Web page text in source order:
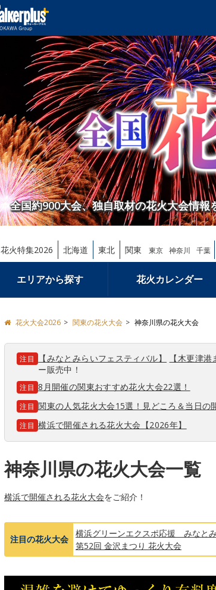
全国約900大会、独自取材の花火大会情報
花火特集2026 北海道 東北 関東 東京 神奈川 千葉
エリアから探す 花火カレンダー
花火大会2026 関東の花火大会 神奈川県の花火大会
注目 【みなとみらいフェスティバル】 【木更津港
ー販売中！
注目 8月開催の関東おすすめ花火大会22選！
注目 関東の人気花火大会15選！見どころ＆当日の
注目 横浜で開催される花火大会【2026年】
神奈川県の花火大会一覧
横浜で開催される花火大会をご紹介！
注目の花火大会
横浜グリーンエクスポ応援 みなと
第52回 金沢まつり 花火大会